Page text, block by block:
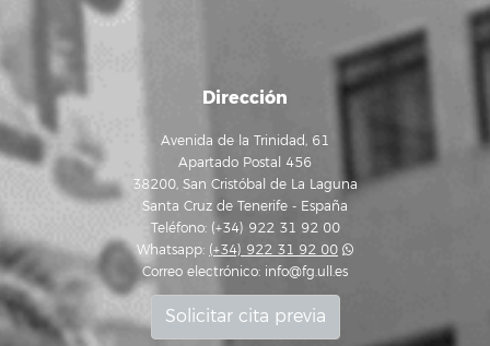
Dirección
Avenida de la Trinidad, 61
Apartado Postal 456
38200, San Cristóbal de La Laguna
Santa Cruz de Tenerife - España
Teléfono: (+34) 922 31 92 00
Whatsapp: (+34) 922 31 92 00
Correo electrónico: info@fg.ull.es
Solicitar cita previa